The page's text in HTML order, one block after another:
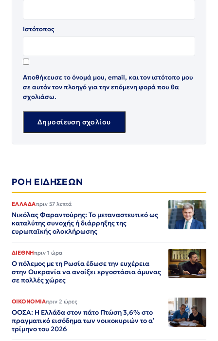
Ιστότοπος
Αποθήκευσε το όνομά μου, email, και τον ιστότοπο μου
σε αυτόν τον πλοηγό για την επόμενη φορά που θα
σχολιάσω.
ΡΟΗ ΕΙΔΗΣΕΩΝ
ΕΛΛΑΔΑπριν 57 λεπτά
Νικόλας Φαραντούρης: Το μεταναστευτικό ως
καταλύτης συνοχής ή διάρρηξης της
ευρωπαϊκής ολοκλήρωσης
ΔΙΕΘΝΗπριν 1 ώρα
Ο πόλεμος με τη Ρωσία έδωσε την ευχέρεια
στην Ουκρανία να ανοίξει εργοστάσια άμυνας
σε πολλές χώρες
ΟΙΚΟΝΟΜΙΑπριν 2 ώρες
ΟΟΣΑ: Η Ελλάδα στον πάτο Πτώση 3,6% στο
πραγματικό εισόδημα των νοικοκυριών το α’
τρίμηνο του 2026